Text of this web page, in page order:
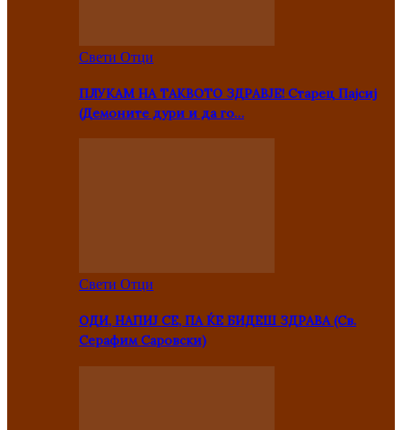
Свети Отци
ПЛУКАМ НА ТАКВОТО ЗДРАВЈЕ! Старец Пајсиј
(Демоните дури и да го…
Свети Отци
ОДИ, НАПИЈ СЕ, ПА ЌЕ БИДЕШ ЗДРАВА (Св.
Серафим Саровски)